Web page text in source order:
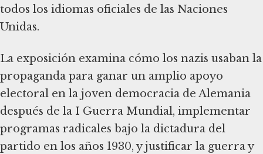
todos los idiomas oficiales de las Naciones
Unidas.
La exposición examina cómo los nazis usaban la
propaganda para ganar un amplio apoyo
electoral en la joven democracia de Alemania
después de la I Guerra Mundial, implementar
programas radicales bajo la dictadura del
partido en los años 1930, y justificar la guerra y